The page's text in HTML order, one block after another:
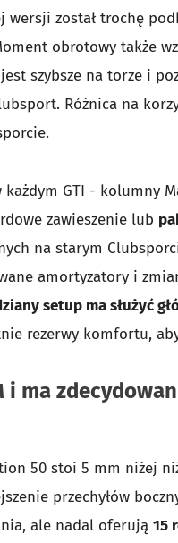
został trochę
obrotowy także
szybsze na torze i
Różnica na
GTI - kolumny
zawieszenie lub
na starym
amortyzatory i
setup ma służyć
rezerwy komfortu,
i ma
50 stoi 5 mm niżej
przechyłów
ale nadal oferują 15